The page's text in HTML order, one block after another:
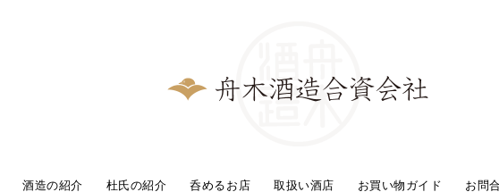
酒造の紹介 杜氏の紹介 呑めるお店 取扱い酒店 お買い物ガイド お問